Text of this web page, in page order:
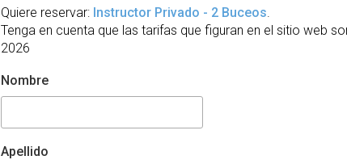
Quiere reservar: Instructor Privado - 2 Buceos.
Tenga en cuenta que las tarifas que figuran en el sitio web
2026
Nombre
Apellido